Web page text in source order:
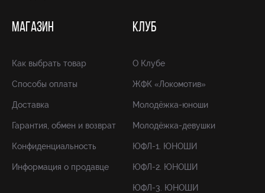
МАГАЗИН
Как выбрать товар
Способы оплаты
Доставка
Гарантия, обмен и возврат
Конфиденциальность
Информация о продавце
КЛУБ
О Клубе
ЖФК «Локомотив»
Молодёжка-юноши
Молодёжка-девушки
ЮФЛ-1. ЮНОШИ
ЮФЛ-2. ЮНОШИ
ЮФЛ-3. ЮНОШИ